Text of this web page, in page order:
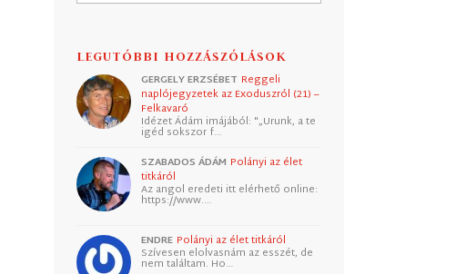
LEGUTÓBBI HOZZÁSZÓLÁSOK
GERGELY ERZSÉBET Reggeli
naplójegyzetek az Exoduszról (21) –
Felkavaró
Idézet Ádám imájából: "„Urunk, a te
igéd sokszor f…
SZABADOS ÁDÁM Polányi az élet
titkáról
Az angol eredeti itt elérhető online:
https://www.…
ENDRE Polányi az élet titkáról
Szívesen elolvasnám az esszét, de
nem találtam. Ho…